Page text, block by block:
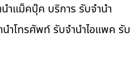
ำแม็คบุ๊ค บริการ รับจำนำ
ำโทรศัพท์ รับจำนำไอแพค รับ